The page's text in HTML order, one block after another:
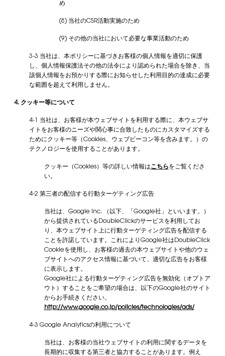
め
(8) 当社のCSR活動実施のため
(9) その他の当社において必要な事業活動のため
3-3 当社は、本ポリシーに基づきお客様の個人情報を適切に保護
し、個人情報保護法その他の法令により認められた場合を除き、当
該個人情報をお預かりする際にお知らせした利用目的の達成に必要
な範囲を超えて利用しません。
4. クッキー等について
4-1 当社は、お客様が本ウェブサイトを利用する際に、本ウェブサ
イトをお客様のニーズや関心事に合致したものにカスタマイズする
ためにクッキー等（Cookies、ウェブビーコン等を含みます。）の
テクノロジーを使用することがあります。
クッキー（Cookies）等の詳しい情報はこちらをご覧くださ
い。
4-2 第三者の配信する行動ターゲティング広告
当社は、Google Inc. （以下、「Google社」といいます。）
から提供されているDoubleClickのサービスを利用してお
り、本ウェブサイト上に行動ターゲティング広告を配信する
ことを許諾しています。これによりGoogle社はDoubleClick
Cookieを使用し、お客様の過去の本ウェブサイトや他のウェ
ブサイトへのアクセス情報に基づいて、適切な広告をお客様
に表示します。
Google社による行動ターゲティング広告を無効化（オプトア
ウト）することをご希望の場合は、以下のGoogle社のサイト
からお手続きください。
http://www.google.co.jp/policies/technologies/ads/
4-3 Google Analyticsの利用について
当社は、お客様の当社ウェブサイトの利用に関するデータを
長期的に収集する第三者と協力することがあります。例え